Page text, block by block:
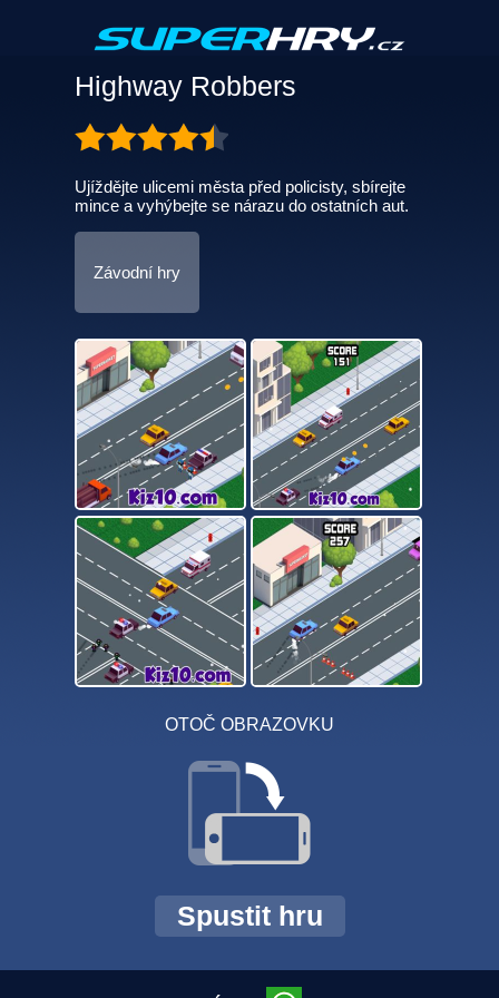
Highway Robbers
Ujíždějte ulicemi města před policisty, sbírejte
mince a vyhýbejte se nárazu do ostatních aut.
Závodní hry
OTOČ OBRAZOVKU
Spustit hru